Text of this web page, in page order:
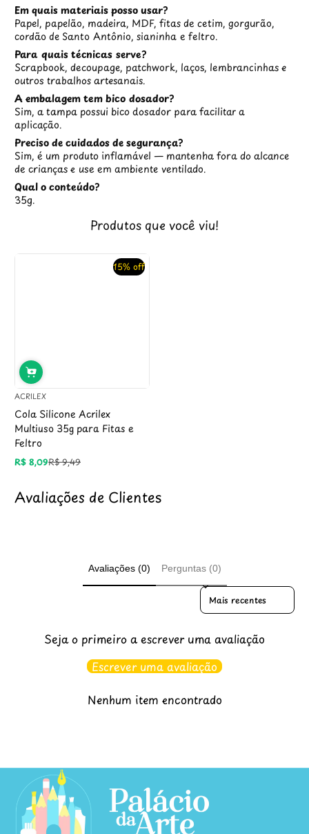
Em quais materiais posso usar?
Papel, papelão, madeira, MDF, fitas de cetim, gorgurão,
cordão de Santo Antônio, sianinha e feltro.
Para quais técnicas serve?
Scrapbook, decoupage, patchwork, laços, lembrancinhas e
outros trabalhos artesanais.
A embalagem tem bico dosador?
Sim, a tampa possui bico dosador para facilitar a
aplicação.
Preciso de cuidados de segurança?
Sim, é um produto inflamável — mantenha fora do alcance
de crianças e use em ambiente ventilado.
Qual o conteúdo?
35g.
Produtos que você viu!
15% off
ACRILEX
Cola Silicone Acrilex
Multiuso 35g para Fitas e
Feltro
Preço
R$ 8,09
Preço
R$ 9,49
Avaliações de Clientes
Avaliações (0) Perguntas (0)
Sort reviews by
Seja o primeiro a escrever uma avaliação
Escrever uma avaliação
Nenhum item encontrado